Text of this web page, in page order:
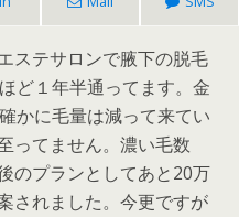
ステサロンで腋下の脱毛
ど１年半通ってます。金
かに毛量は減って来てい
ってません。濃い毛数
のプランとしてあと20万
されました。今更ですが